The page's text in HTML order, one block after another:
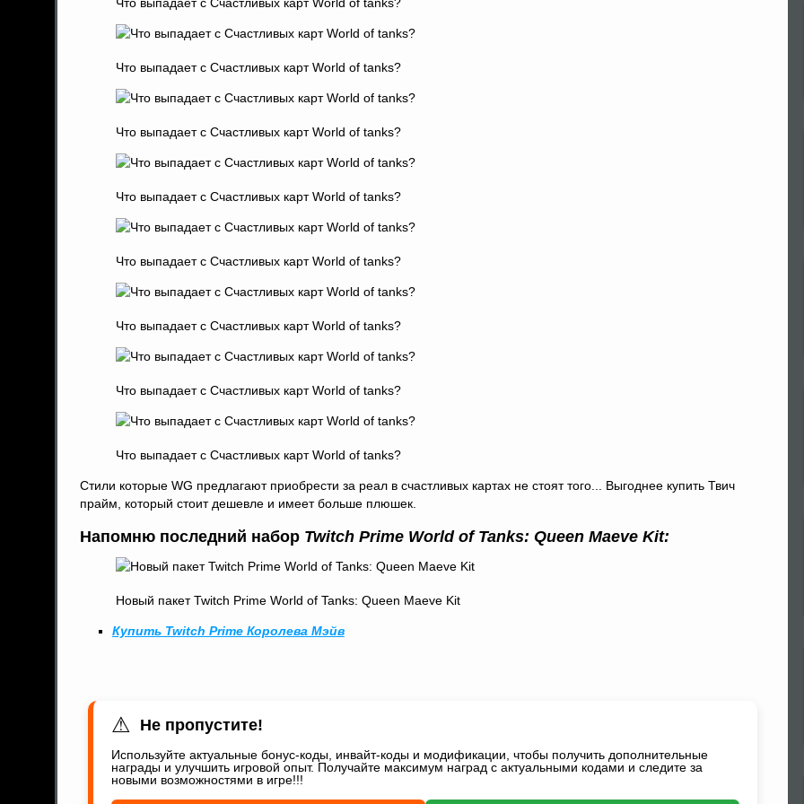
Что выпадает с Счастливых карт World of tanks?
Что выпадает с Счастливых карт World of tanks?
Что выпадает с Счастливых карт World of tanks?
Что выпадает с Счастливых карт World of tanks?
Что выпадает с Счастливых карт World of tanks?
Что выпадает с Счастливых карт World of tanks?
Что выпадает с Счастливых карт World of tanks?
Стили которые WG предлагают приобрести за реал в счастливых картах не стоят того... Выгоднее купить Твич
прайм, который стоит дешевле и имеет больше плюшек.
Напомню последний набор Twitch Prime World of Tanks: Queen Maeve Kit:
Новый пакет Twitch Prime World of Tanks: Queen Maeve Kit
Купить Twitch Prime Королева Мэйв
⚠ Не пропустите!
Используйте актуальные бонус-коды, инвайт-коды и модификации, чтобы получить дополнительные
награды и улучшить игровой опыт. Получайте максимум наград с актуальными кодами и следите за
новыми возможностями в игре!!!